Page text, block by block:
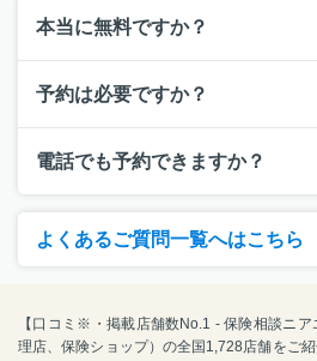
本当に無料ですか？
予約は必要ですか？
電話でも予約できますか？
よくあるご質問一覧へはこちら
【口コミ※・掲載店舗数No.1 - 保険相談ニ
理店、保険ショップ）の全国1,728店舗をご